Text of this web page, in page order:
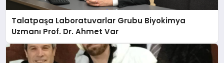
Talatpaşa Laboratuvarlar Grubu Biyokimya
Uzmanı Prof. Dr. Ahmet Var